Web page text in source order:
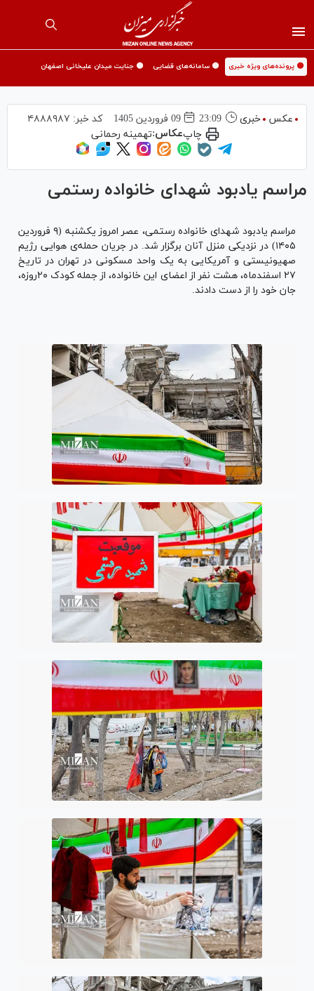
🟡 پرونده‌های ویژه خبری 🟡 سامانه‌های قضایی 🟡 جنایت میدان علیخانی اصفهان
عکس خبری 23:09 09 فروردين 1405 کد خبر: ۴۸۸۸۹۸۷
چاپعکاس:تهمینه رحمانی
مراسم یادبود شهدای خانواده رستمی
مراسم یادبود شهدای خانواده رستمی، عصر امروز یکشنبه (۹ فروردین
۱۴۰۵) در نزدیکی منزل آنان برگزار شد. در جریان حمله‌ی هوایی رژیم
صهیونیستی و آمریکایی به یک واحد مسکونی در تهران در تاریخ
۲۷ اسفندماه، هشت نفر از اعضای این خانواده، از جمله کودک ۲۰روزه،
جان خود را از دست دادند.